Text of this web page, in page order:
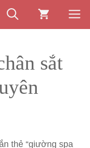
sắt
thẻ “giường spa